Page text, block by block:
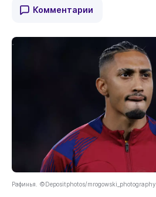
Комментарии
Рафинья. ©Depositphotos/mrogowski_photography